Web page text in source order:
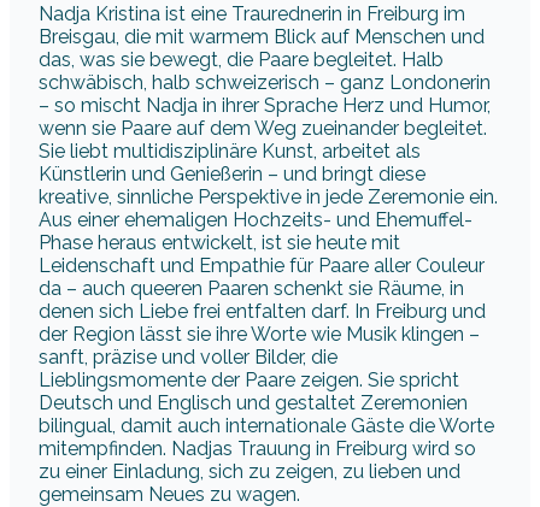
Nadja Kristina ist eine Traurednerin in Freiburg im
Breisgau, die mit warmem Blick auf Menschen und
das, was sie bewegt, die Paare begleitet. Halb
schwäbisch, halb schweizerisch – ganz Londonerin
– so mischt Nadja in ihrer Sprache Herz und Humor,
wenn sie Paare auf dem Weg zueinander begleitet.
Sie liebt multidisziplinäre Kunst, arbeitet als
Künstlerin und Genießerin – und bringt diese
kreative, sinnliche Perspektive in jede Zeremonie ein.
Aus einer ehemaligen Hochzeits- und Ehemuffel-
Phase heraus entwickelt, ist sie heute mit
Leidenschaft und Empathie für Paare aller Couleur
da – auch queeren Paaren schenkt sie Räume, in
denen sich Liebe frei entfalten darf. In Freiburg und
der Region lässt sie ihre Worte wie Musik klingen –
sanft, präzise und voller Bilder, die
Lieblingsmomente der Paare zeigen. Sie spricht
Deutsch und Englisch und gestaltet Zeremonien
bilingual, damit auch internationale Gäste die Worte
mitempfinden. Nadjas Trauung in Freiburg wird so
zu einer Einladung, sich zu zeigen, zu lieben und
gemeinsam Neues zu wagen.